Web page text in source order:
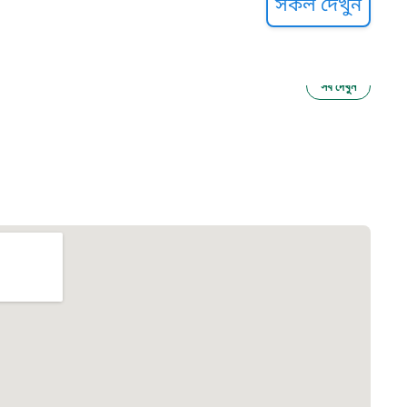
সকল দেখুন
সব দেখুন